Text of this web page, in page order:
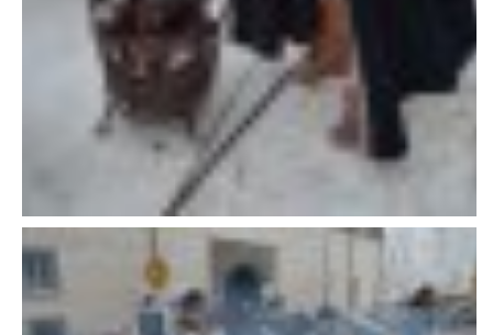
JAK NÁM POMOCI
NAPSALI O NÁS
NATÁČENÍ V TELEVIZI
AKCE